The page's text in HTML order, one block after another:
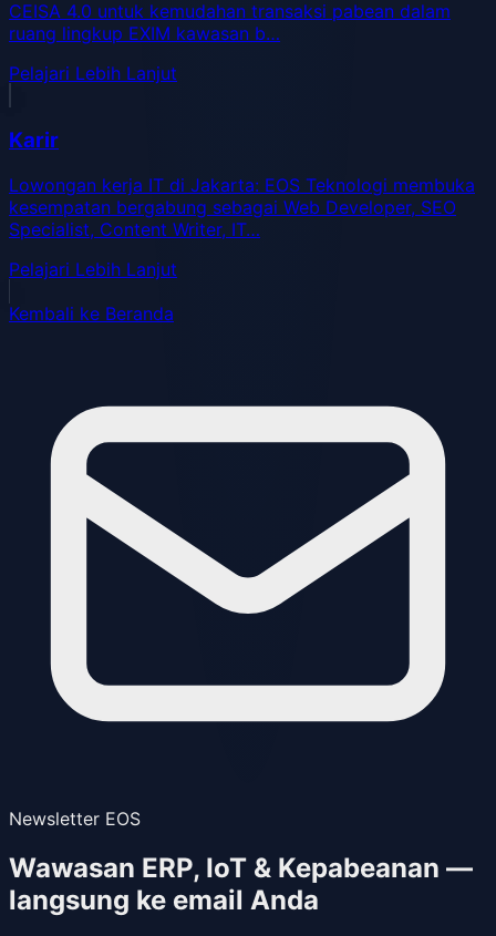
CEISA 4.0 untuk kemudahan transaksi pabean dalam
ruang lingkup EXIM kawasan b…
Pelajari Lebih Lanjut
Karir
Lowongan kerja IT di Jakarta: EOS Teknologi membuka
kesempatan bergabung sebagai Web Developer, SEO
Specialist, Content Writer, IT…
Pelajari Lebih Lanjut
Kembali ke Beranda
Newsletter EOS
Wawasan ERP, IoT & Kepabeanan —
langsung ke email Anda